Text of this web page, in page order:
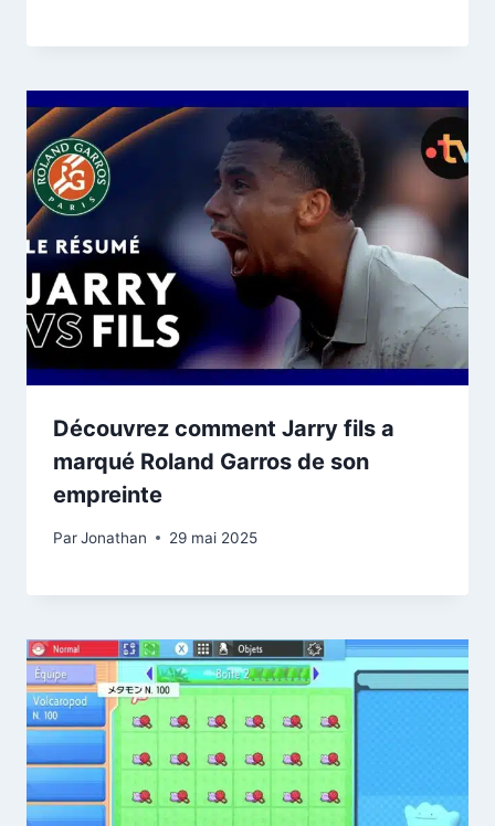
Découvrez comment Jarry fils a
marqué Roland Garros de son
empreinte
ParJonathan 29 mai 2025